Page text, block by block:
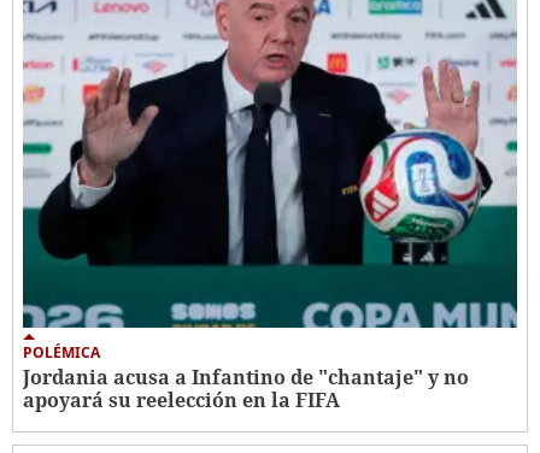
POLÉMICA
Jordania acusa a Infantino de "chantaje" y no
apoyará su reelección en la FIFA